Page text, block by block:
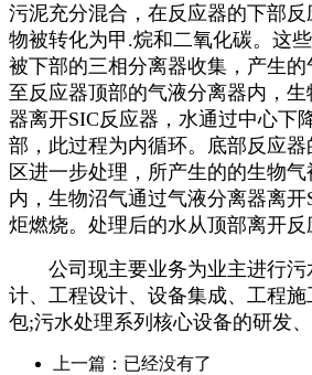
污泥充分混合，在反应器的下部
物被转化为甲.烷和二氧化碳。这
被下部的三相分离器收集，产生
至反应器顶部的气液分离器内，
器离开SIC反应器，水通过中心下
部，此过程为内循环。底部反应
区进一步处理，所产生的的生物
内，生物沼气通过气液分离器离开
炬燃烧。处理后的水从顶部离开反
公司现主要业务为业主进行污
计、工程设计、设备集成、工程
包;污水处理系列核心设备的研发
上一篇：已经没有了